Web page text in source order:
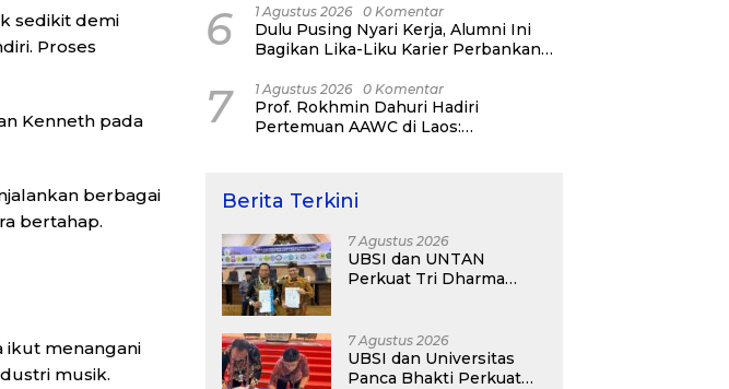
sedikit demi
Proses
Kenneth pada
berbagai
bertahap.
ikut menangani
musik.
Network Alumni
6 1 Agustus 2026 0 Komentar
Dulu Pusing Nyari Kerja, Alumni Ini
Bagikan Lika-Liku Karier Perbankan
Day 2026
7 1 Agustus 2026 0 Komentar
Prof. Rokhmin Dahuri Hadiri
Pertemuan AAWC di Laos:
Berita Terkini
7 Agustus 2026
UBSI dan UNTAN
Perkuat Tri Dharma
7 Agustus 2026
UBSI dan Universitas
Panca Bhakti Perkuat